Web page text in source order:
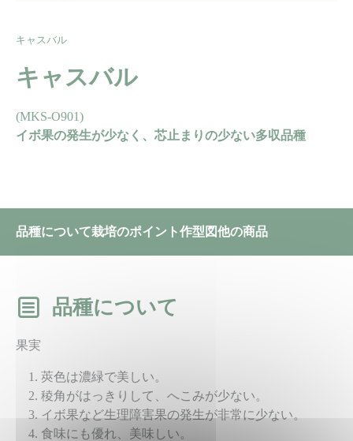
キャスバル
キャスバル
(MKS-O901)
イボ果の発生が少なく、芯止まりの少ない多収品種
品種について栽培のポイント作型図他の商品
品種について
果実
莢色は濃緑で美しい。
稜角がはっきりして、へこみが少ない。
イボ果など生理障害果の発生が非常に少ない。
食味にも優れ、美味しい。